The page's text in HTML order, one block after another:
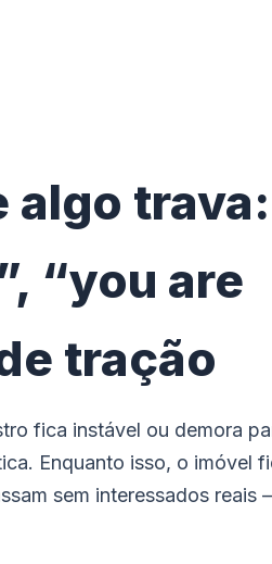
algo trava:
“you are
tração
fica instável ou demora
Enquanto isso, o imóvel
sem interessados reais